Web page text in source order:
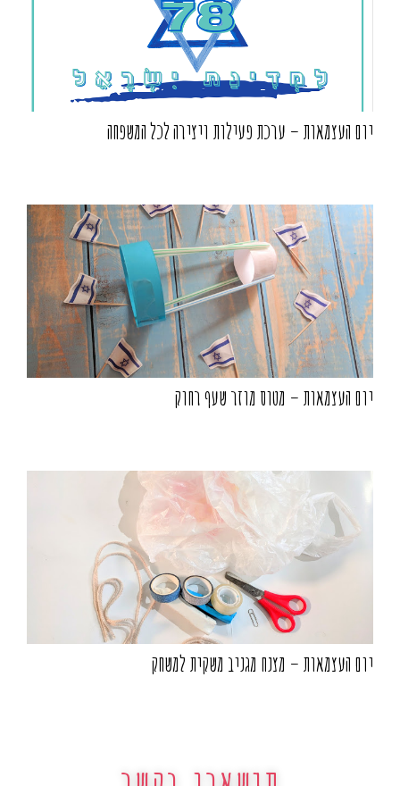
יום העצמאות – ערכת פעילות ויצירה לכל המשפחה
יום העצמאות – מטוס מוזר שעף רחוק
יום העצמאות – מצנח מגניב משקית למשחק